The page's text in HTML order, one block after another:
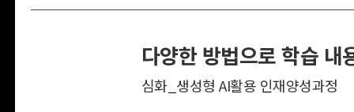
심화_생성형 AI활용 인재양성과정